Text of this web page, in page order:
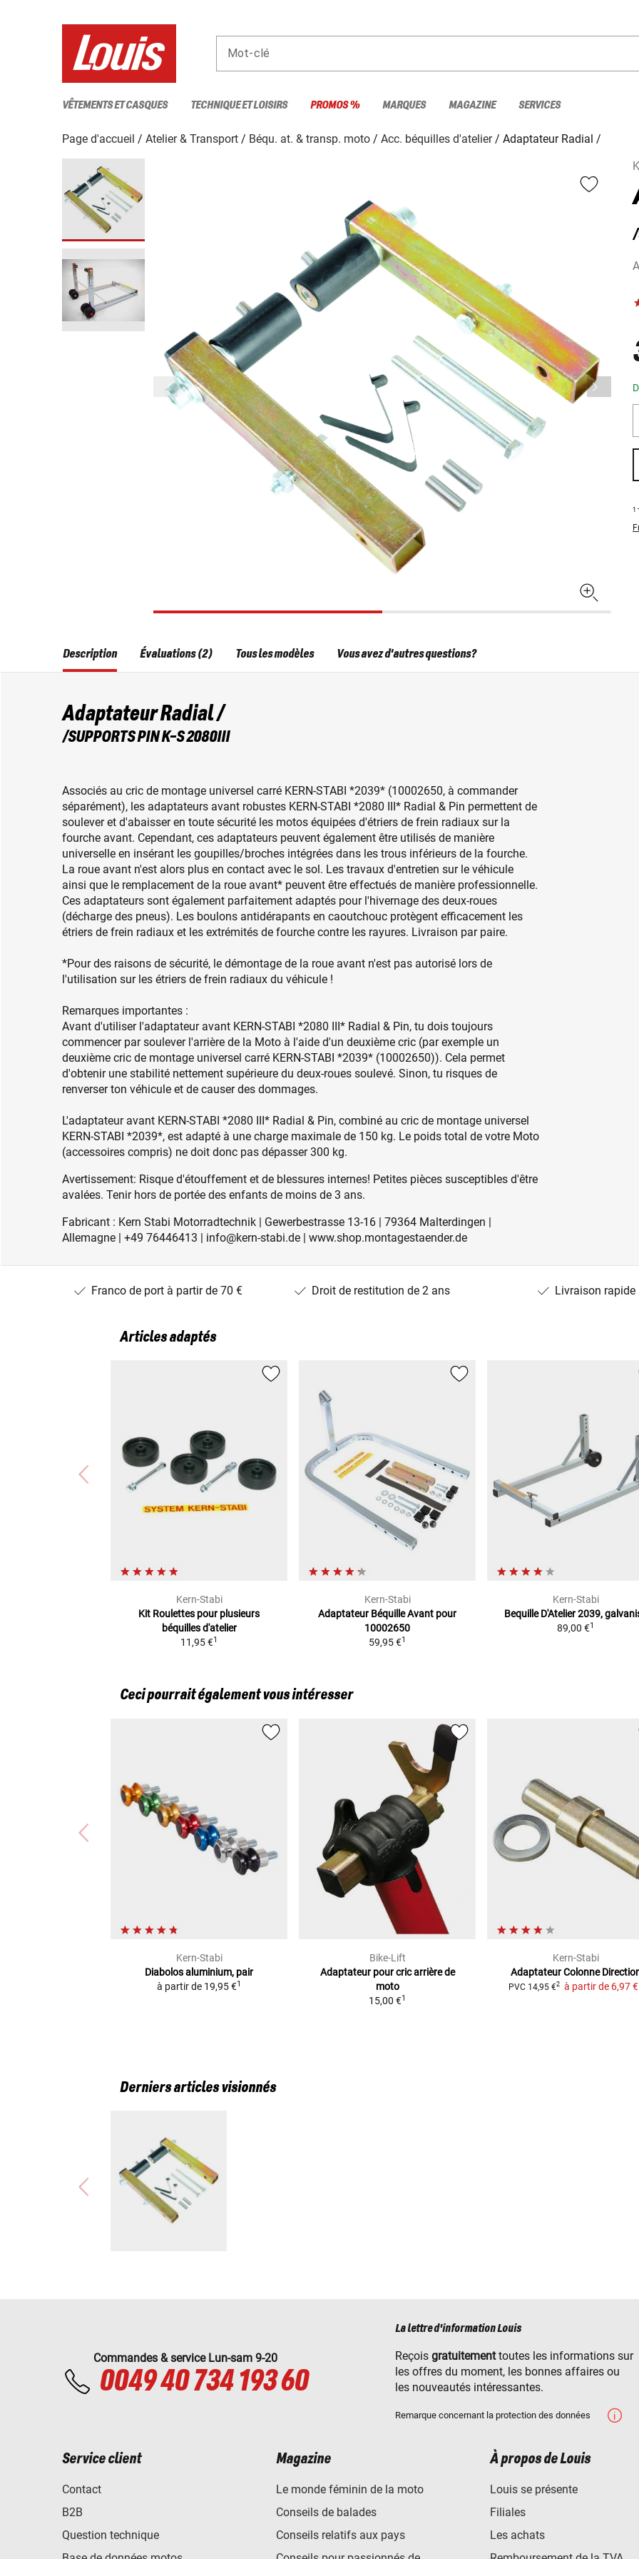
Mot-clé
VÊTEMENTS ET CASQUES TECHNIQUE ET LOISIRS PROMOS % MARQUES MAGAZINE SERVICES
Page d'accueil Atelier & Transport Béqu. at. & transp. moto Acc. béquilles d'atelier
Adaptateur Radial /
/
1
Description
Adaptateur Radial /
/SUPPORTS PIN K-S 2080III
Associés au cric de montage universel carré KERN-STABI *2039* (10002650, à commander
séparément), les adaptateurs avant robustes KERN-STABI *2080 III* Radial & Pin permettent de
soulever et d'abaisser en toute sécurité les motos équipées d'étriers de frein radiaux sur la
fourche avant. Cependant, ces adaptateurs peuvent également être utilisés de manière
universelle en insérant les goupilles/broches intégrées dans les trous inférieurs de la fourche.
La roue avant n'est alors plus en contact avec le sol. Les travaux d'entretien sur le véhicule
ainsi que le remplacement de la roue avant* peuvent être effectués de manière professionnelle.
Ces adaptateurs sont également parfaitement adaptés pour l'hivernage des deux-roues
(décharge des pneus). Les boulons antidérapants en caoutchouc protègent efficacement les
étriers de frein radiaux et les extrémités de fourche contre les rayures. Livraison par paire.
*Pour des raisons de sécurité, le démontage de la roue avant n'est pas autorisé lors de
l'utilisation sur les étriers de frein radiaux du véhicule !
Remarques importantes :
Avant d'utiliser l'adaptateur avant KERN-STABI *2080 III* Radial & Pin, tu dois toujours
commencer par soulever l'arrière de la Moto à l'aide d'un deuxième cric (par exemple un
deuxième cric de montage universel carré KERN-STABI *2039* (10002650)). Cela permet
d'obtenir une stabilité nettement supérieure du deux-roues soulevé. Sinon, tu risques de
renverser ton véhicule et de causer des dommages.
L'adaptateur avant KERN-STABI *2080 III* Radial & Pin, combiné au cric de montage universel
KERN-STABI *2039*, est adapté à une charge maximale de 150 kg. Le poids total de votre Moto
(accessoires compris) ne doit donc pas dépasser 300 kg.
Avertissement: Risque d'étouffement et de blessures internes! Petites pièces susceptibles d'être
avalées. Tenir hors de portée des enfants de moins de 3 ans.
Fabricant : Kern Stabi Motorradtechnik | Gewerbestrasse 13-16 | 79364 Malterdingen |
Allemagne | +49 76446413 | info@kern-stabi.de | www.shop.montagestaender.de
Évaluations (2) Tous les modèles Vous avez d'autres questions?
Franco de port à partir de 70 € Droit de restitution de 2 ans Livraison rapide
Articles adaptés
Kern-Stabi
Kit Roulettes pour plusieurs
béquilles d'atelier
11,95 €1
Kern-Stabi
Adaptateur Béquille Avant pour
10002650
59,95 €1
Kern-Stabi
Bequille D'Atelier 2039,
89,00 €1
Ceci pourrait également vous intéresser
Kern-Stabi
Diabolosaluminium, pair
à partir de 19,95 €1
Bike-Lift
Adaptateur pour cric arrière de
moto
15,00 €1
Kern-Stabi
Adaptateur Colonne
PVC 14,95 €2 à partir de 6,97 €
Derniers articles visionnés
Commandes & service Lun-sam 9-20
0049 40 734 193 60
La lettre d'information Louis
Reçois gratuitementtoutes les informations sur
les offres du moment, les bonnes affaires ou
les nouveautés intéressantes.
Remarque concernant la protection des données
Service client
Contact
B2B
Question technique
Magazine
Le monde féminin de la moto
Conseils de balades
Conseils relatifs aux pays
À propos de Louis
Louis se présente
Filiales
Les achats